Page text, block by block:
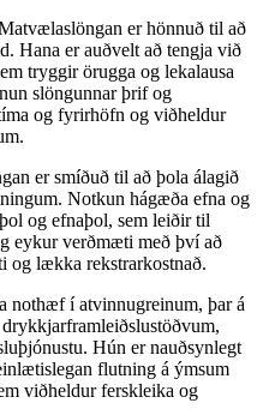
er hönnuð til að
Hana er auðvelt að tengja við
tryggir örugga og lekalausa
slöngunnar þrif og
og fyrirhöfn og viðheldur
er smíðuð til að þola álagið
Notkun hágæða efna og
og efnaþol, sem leiðir til
eykur verðmæti með því að
og lækka rekstrarkostnað.
nothæf í atvinnugreinum, þar á
Hún er nauðsynlegt
flutning á ýmsum
viðheldur ferskleika og